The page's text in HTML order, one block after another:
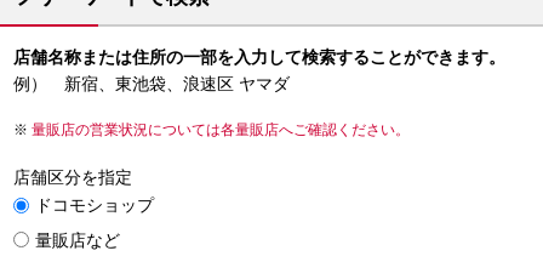
店舗名称または住所の一部を入力して検索することができます。
例） 新宿、東池袋、浪速区 ヤマダ
量販店の営業状況については各量販店へご確認ください。
店舗区分を指定
ドコモショップ
量販店など